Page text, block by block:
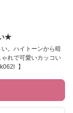
★
。ハイトーンから暗
れで可愛いカッコい
】